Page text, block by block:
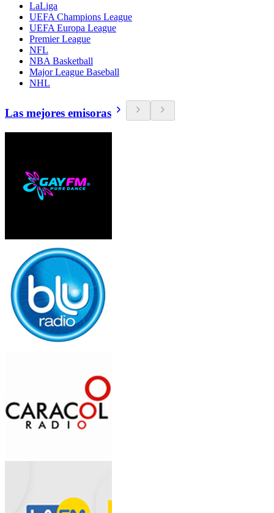
LaLiga
UEFA Champions League
UEFA Europa League
Premier League
NFL
NBA Basketball
Major League Baseball
NHL
Las mejores emisoras